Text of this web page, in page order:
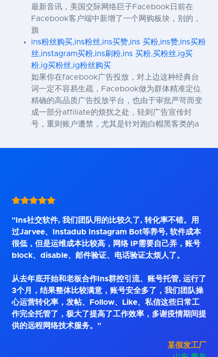
最新音讯，美国交际网络巨子Facebook日前在
Facebook客户端中新增了一个网购板块，别的，
旗
ins粉丝购买,ins粉丝,ins买赞,ins 买粉,ins赞,ins买粉
丝,instagram买粉,ins刷粉,ins 买粉,买粉丝,ig买
粉,ig买粉丝,ig粉丝购买
如果你在facebook广告投放，对上边这种经典台
词一定不容易生疏，Facebook做为群体精准定位
精确的高品质广告投放平台，也由于审批严苛而变
成一部分affiliate的烦扰之处，轻则广告宣传封
号，重则账户遭禁，尤其是针对跑白帽黑客类的a
"Ins社交软件, 我们团队用的比较久了, 转化率不错。用
过Jarvee、Instadub Instagram Bot等养号, 软件成本
很低，但是运维成本比较高，网络 IP需要自己弄，账号
block、disable、邮件验证、电话验证太烦人了。
从去年底开始和老板合作Ins群控引流、账号托管, 运行了
3个月，结果整体比较满意，账号安全多了，我们团队操
心运营转化率，发帖、Follow、Like、私信这些日常工
作完全托管了，极大了提高了工作效率，多谢疫情期间提
供的远程网络技术服务。"
某假发工厂